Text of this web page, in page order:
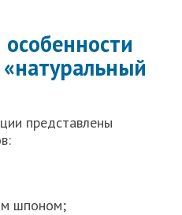
представлены
шпоном;